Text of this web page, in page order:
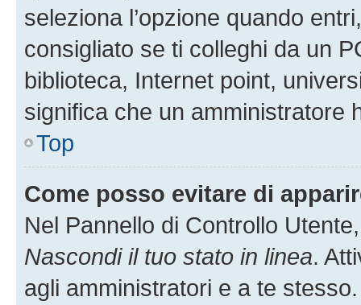
seleziona l’opzione quando
consigliato se ti colleghi da un
biblioteca, Internet point,
significa che un amministratore
Top
Come posso evitare di
Nel Pannello di Controllo
Nascondi il tuo stato in linea.
agli amministratori e a te